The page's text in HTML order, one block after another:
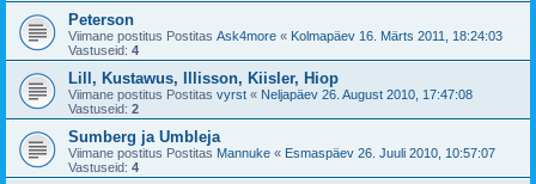
Peterson
Viimane postitus Postitas Ask4more « Kolmapäev 16. Märts 2011, 18:24:03
Vastuseid: 4
Lill, Kustawus, Illisson, Kiisler, Hiop
Viimane postitus Postitas vyrst « Neljapäev 26. August 2010, 17:47:08
Vastuseid: 2
Sumberg ja Umbleja
Viimane postitus Postitas Mannuke « Esmaspäev 26. Juuli 2010, 10:57:07
Vastuseid: 4